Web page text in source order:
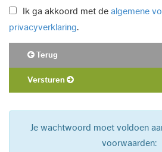
Ik ga akkoord met de algemene
privacyverklaring.
Terug
Versturen
Je wachtwoord moet voldoen
voorwaarden: